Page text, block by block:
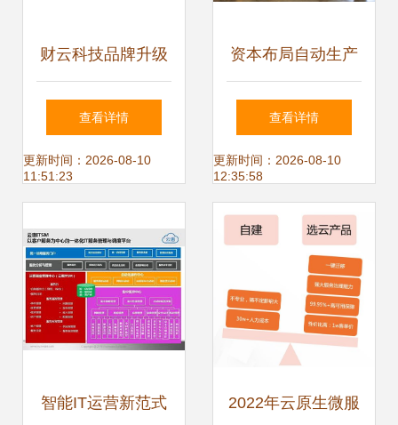
财云科技品牌升级
以技术研发驱动数
智财税服务新生态
查看详情
更新时间：2026-08-10
11:51:23
资本布局自动生产
力和智能前沿 青软
青之完成A+轮融
资，携手高瓴创投
入场实验室自动化
赛道
查看详情
更新时间：2026-08-10
12:35:58
智能IT运营新范式 2022年云原生微服